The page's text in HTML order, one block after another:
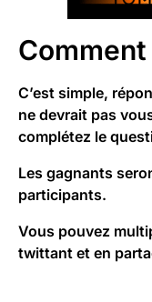
C’est simple,
ne devrait pas
complétez le
Les gagnants
participants.
Vous pouvez
twittant et en